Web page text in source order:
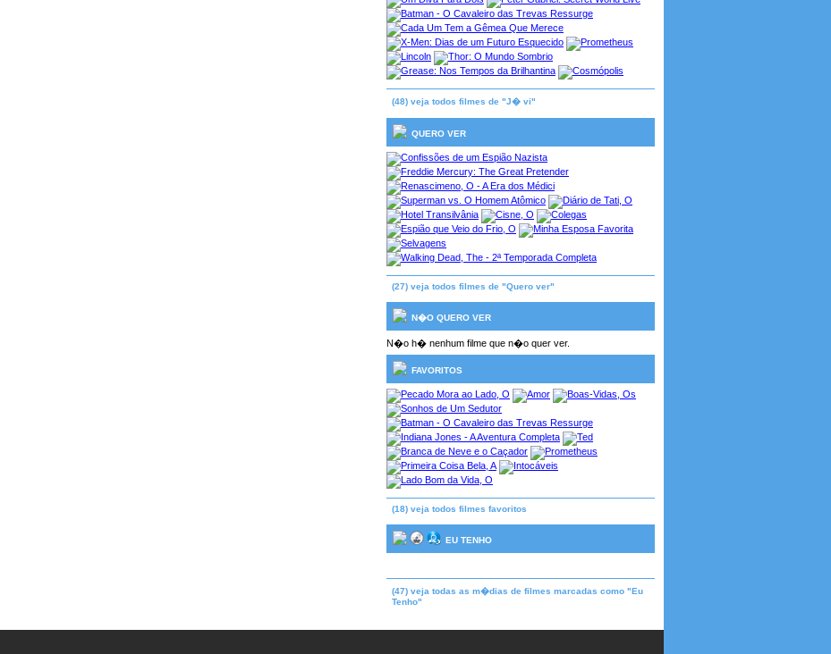
(48) veja todos filmes de "J� vi"
QUERO VER
(27) veja todos filmes de "Quero ver"
N�O QUERO VER
N�o h� nenhum filme que n�o quer ver.
FAVORITOS
(18) veja todos filmes favoritos
EU TENHO
(47) veja todas as m�dias de filmes marcadas como "Eu
Tenho"